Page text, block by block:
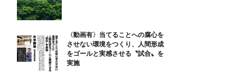
〈動画有〉当てることへの腐心を
させない環境をつくり、人間形成
をゴールと実感させる〝試合〟を
実施